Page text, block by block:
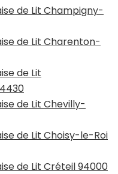
de Lit Champigny-
de Lit Charenton-
de Lit
de Lit Chevilly-
de Lit Choisy-le-Roi
de Lit Créteil 94000